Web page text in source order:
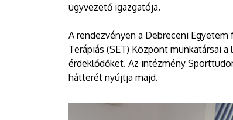
ügyvezető igazgatója.
A rendezvényen a Debreceni
Terápiás (SET) Központ munkatársai
érdeklődőket. Az intézmény
hátterét nyújtja majd.